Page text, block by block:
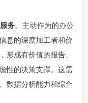
务。主动作为的办公
息的深度加工者和价
形成有价值的报告、
性的决策支撑。这需
数据分析能力和综合